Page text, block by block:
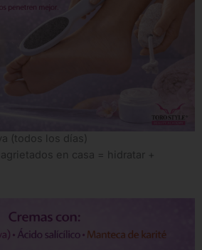
(todos los días)
en casa = hidratar +